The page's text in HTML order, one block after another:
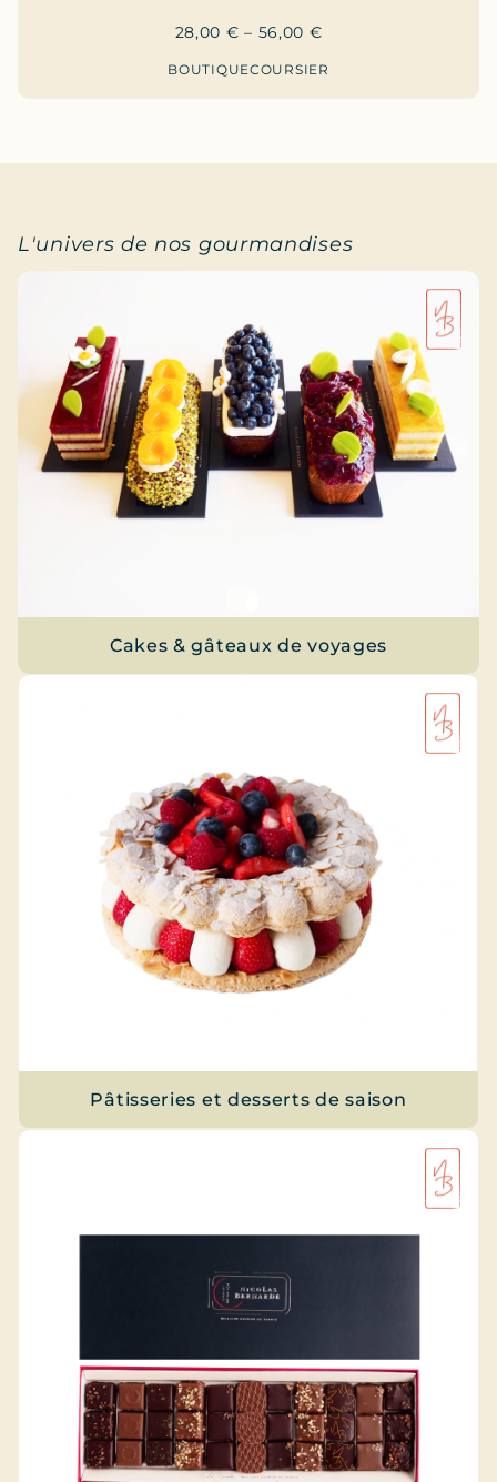
28,00 € – 56,00 €
BOUTIQUECOURSIER
L'univers de nos gourmandises
Cakes & gâteaux de voyages
Pâtisseries et desserts de saison